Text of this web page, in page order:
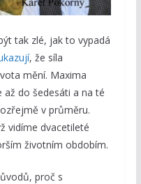
tak zlé, jak to vypadá
, že síla
mění. Maxima
až do šedesáti a na té
v průměru.
vidíme dvacetileté
životním obdobím.
proč s